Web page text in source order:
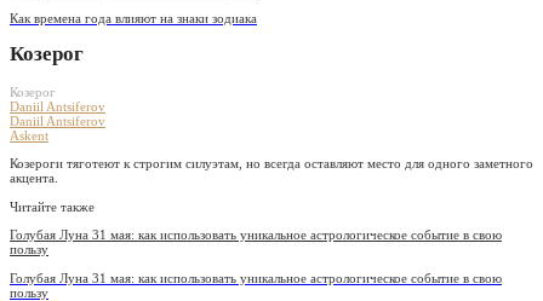
Как времена года влияют на знаки зодиака
Козерог
Козерог
Daniil Antsiferov
Daniil Antsiferov
Askent
Козероги тяготеют к строгим силуэтам, но всегда оставляют место для одного заметного
акцента.
Читайте также
Голубая Луна 31 мая: как использовать уникальное астрологическое событие в свою
пользу
Голубая Луна 31 мая: как использовать уникальное астрологическое событие в свою
пользу